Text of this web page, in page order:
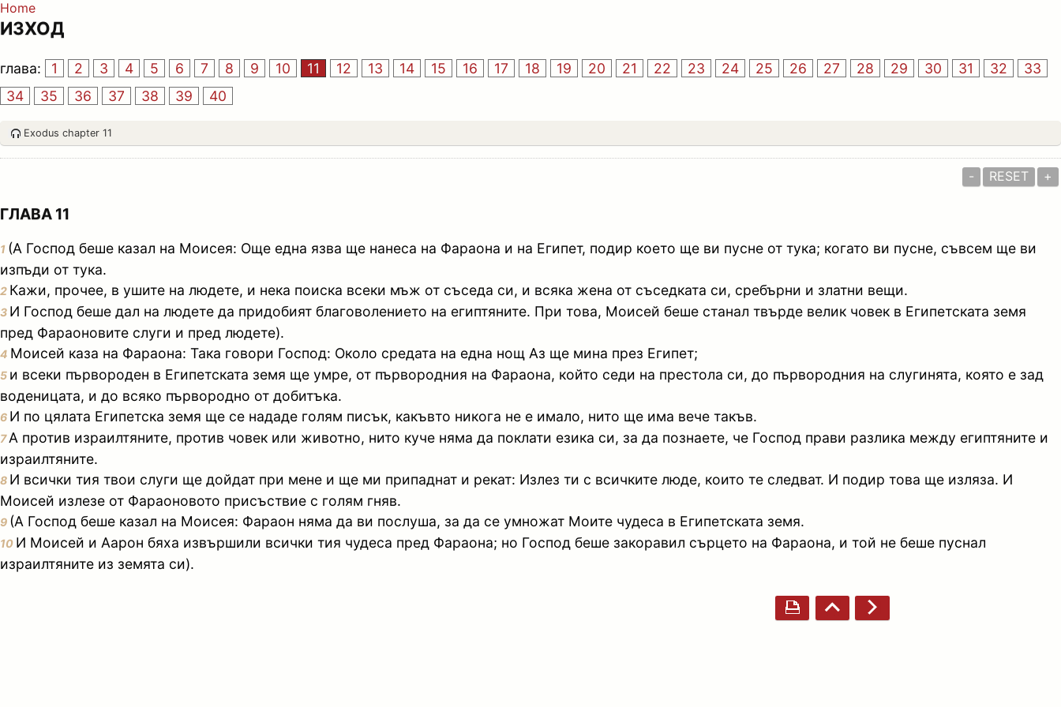
Home
ИЗХОД
глава: 1 2 3 4 5 6 7 8 9 10 11 12 13 14 15 16 17 18 19 20 21 22 23 24 25 26 27 28 29 30 31 32
33
34
35 36 37 38 39 40
Exodus chapter 11
- RESET +
ГЛАВА 11
1 (А Господ беше казал на Моисея: Още една язва ще нанеса на Фараона и на Египет, подир което ще ви пусне от тука; когато ви пусне, съвсем ще ви
изпъди от тука.
2 Кажи, прочее, в ушите на людете, и нека поиска всеки мъж от съседа си, и всяка жена от съседката си, сребърни и златни вещи.
3 И Господ беше дал на людете да придобият благоволението на египтяните. При това, Моисей беше станал твърде велик човек в Египетската земя
пред Фараоновите слуги и пред людете).
4 Моисей каза на Фараона: Така говори Господ: Около средата на една нощ Аз ще мина през Египет;
5 и всеки първороден в Египетската земя ще умре, от първородния на Фараона, който седи на престола си, до първородния на слугинята, която е зад
воденицата, и до всяко първородно от добитъка.
6 И по цялата Египетска земя ще се нададе голям писък, какъвто никога не е имало, нито ще има вече такъв.
7А против израилтяните, против човек или животно, нито куче няма да поклати езика си, за да познаете, че Господ прави разлика между египтяните и
израилтяните.
8 И всички тия твои слуги ще дойдат при мене и ще ми припаднат и рекат: Излез ти с всичките люде, които те следват. И подир това ще изляза. И
Моисей излезе от Фараоновото присъствие с голям гняв.
9 (А Господ беше казал на Моисея: Фараон няма да ви послуша, за да се умножат Моите чудеса в Египетската земя.
10 И Моисей и Аарон бяха извършили всички тия чудеса пред Фараона; но Господ беше закоравил сърцето на Фараона, и той не беше пуснал
израилтяните из земята си).